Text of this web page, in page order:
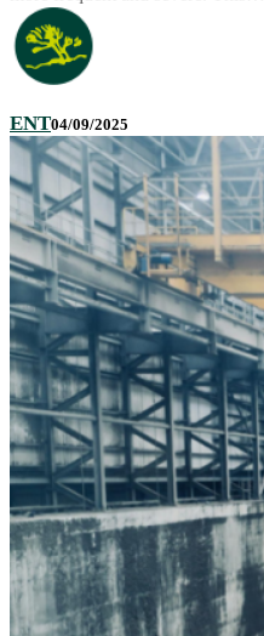
ENT04/09/2025